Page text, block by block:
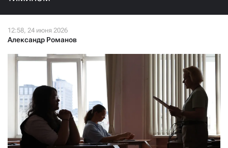
Александр Романов